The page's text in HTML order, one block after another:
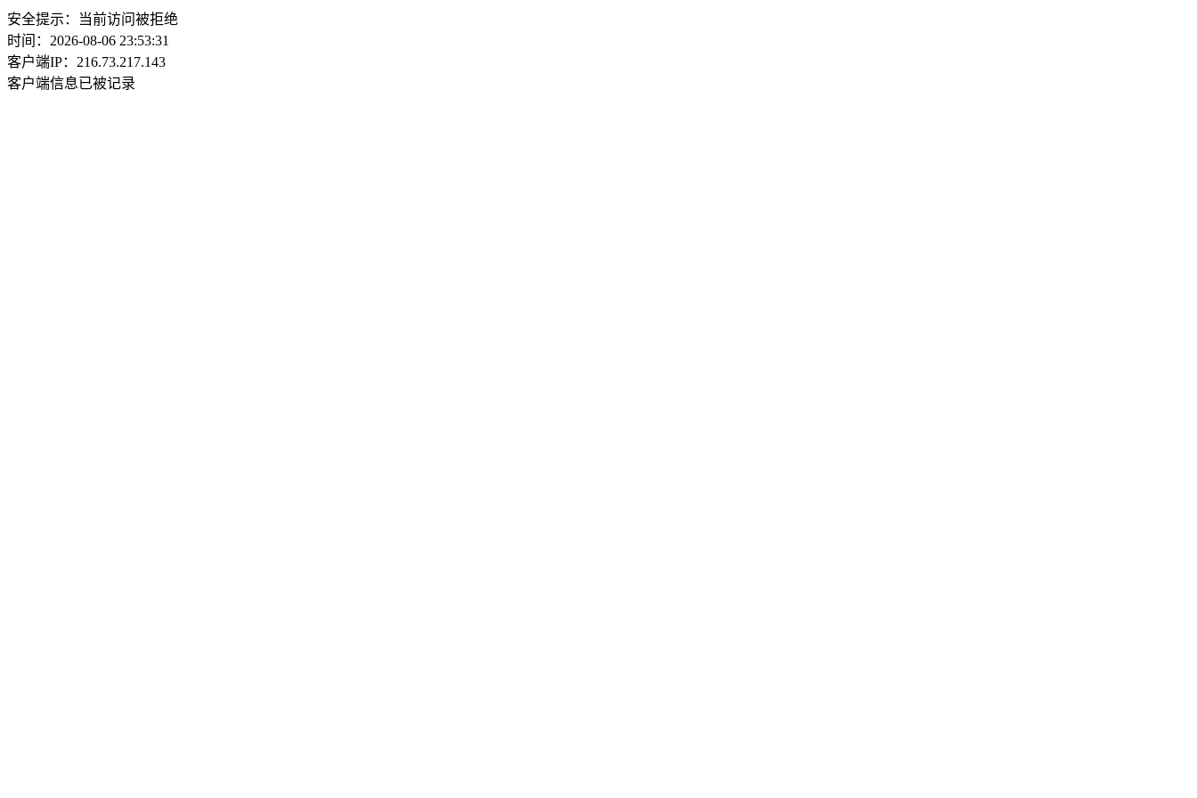
安全提示：当前访问被拒绝
时间：2026-08-06 23:53:31
客户端IP：216.73.217.143
客户端信息已被记录